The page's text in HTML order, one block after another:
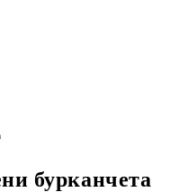
бурканчета